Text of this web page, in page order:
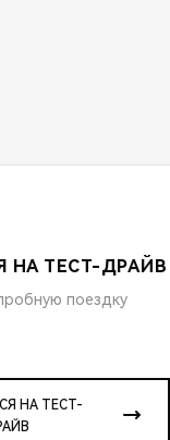
НА ТЕСТ-ДРАЙВ
поездку
НА ТЕСТ-